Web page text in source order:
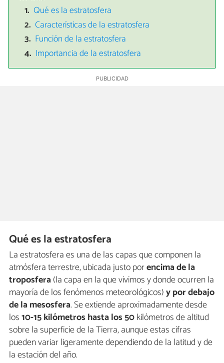
Qué es la estratosfera
Características de la estratosfera
Función de la estratosfera
Importancia de la estratosfera
Qué es la estratosfera
La estratosfera es una de las capas que componen la
atmósfera terrestre, ubicada justo porencima de la
troposfera(la capa en la que vivimos y donde ocurren la
mayoría de los fenómenos meteorológicos)y por debajo
de la mesosfera. Se extiende aproximadamente desde
los10-15 kilómetros hasta los 50kilómetros de altitud
sobre la superficie de la Tierra, aunque estas cifras
pueden variar ligeramente dependiendo de la latitud y de
la estación del año.